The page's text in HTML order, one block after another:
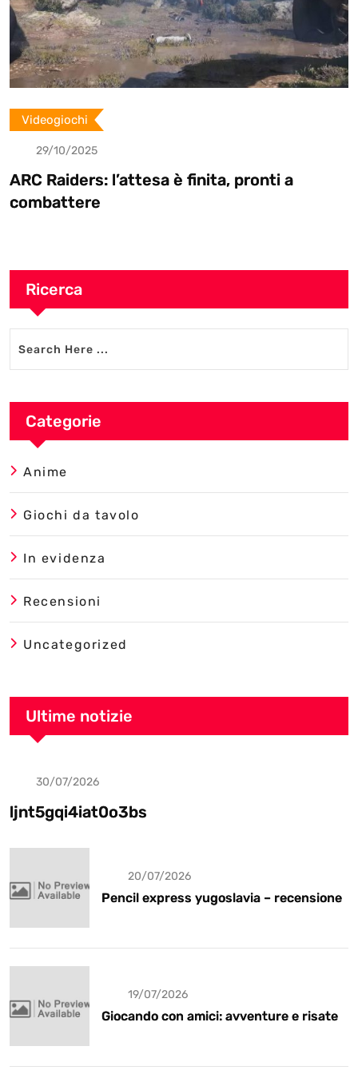
Videogiochi
29/10/2025
ARC Raiders: l’attesa è finita, pronti a
combattere
Ricerca
Categorie
Anime
Giochi da tavolo
In evidenza
Recensioni
Uncategorized
Ultime notizie
Uncategorized
30/07/2026
ljnt5gqi4iat0o3bs
20/07/2026
Pencil express yugoslavia – recensione
19/07/2026
Giocando con amici: avventure e risate